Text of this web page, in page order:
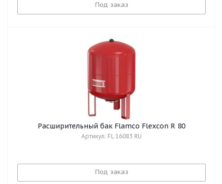
Под заказ
Расширительный бак Flamco Flexcon R 80
Артикул: FL 16083 RU
Под заказ